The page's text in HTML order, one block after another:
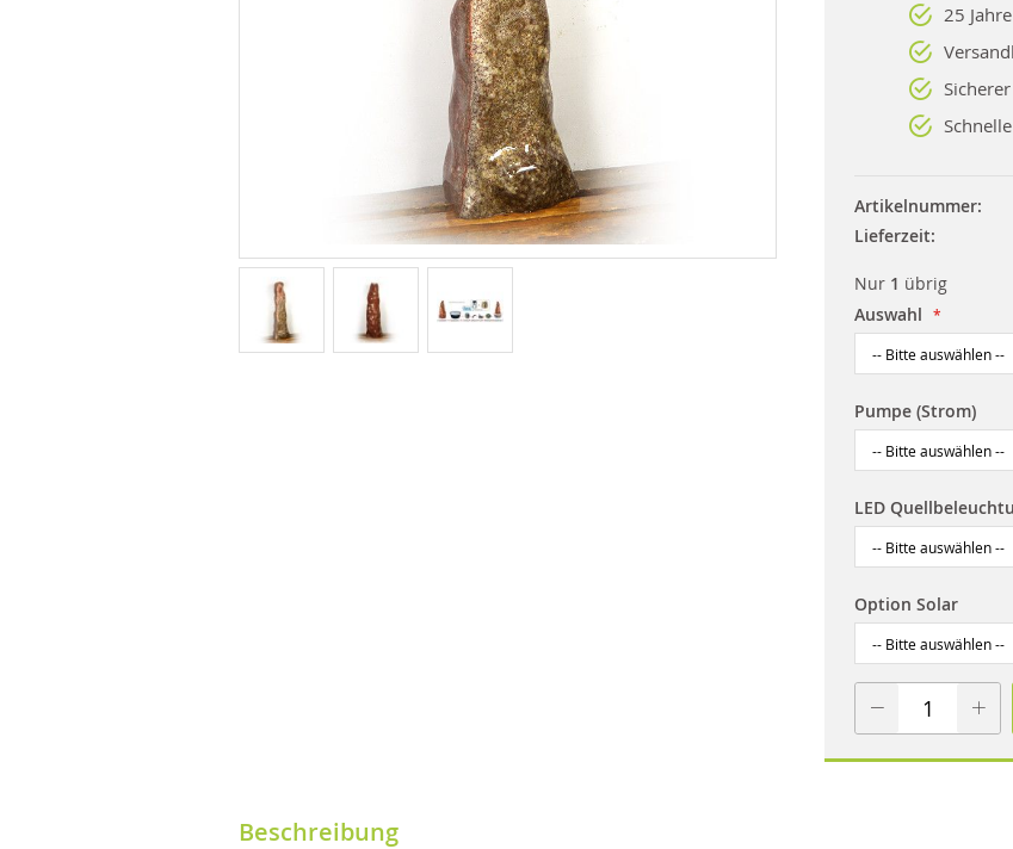
25
Artikelnummer
Lieferzeit
Nur 1 übrig
Auswahl
Pumpe (Strom)
LED
Option Solar
Beschreibung